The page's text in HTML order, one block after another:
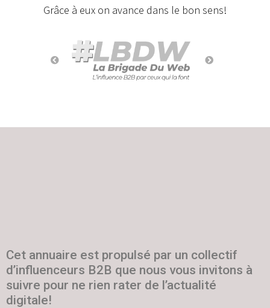
Grâce à eux on avance dans le bon sens!
Cet annuaire est propulsé par un collectif
d’influenceurs B2B que nous vous invitons à
suivre pour ne rien rater de l’actualité
digitale!